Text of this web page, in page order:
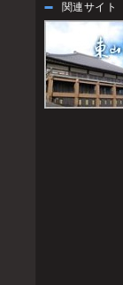
関連サイト